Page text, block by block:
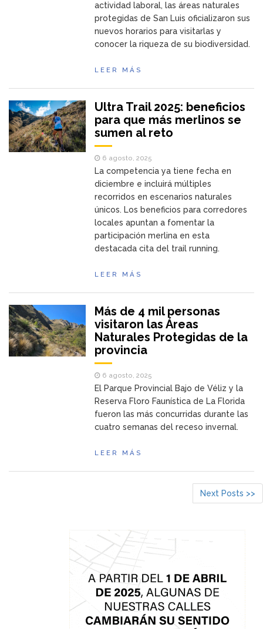
actividad laboral, las áreas naturales
protegidas de San Luis oficializaron sus
nuevos horarios para visitarlas y
conocer la riqueza de su biodiversidad.
LEER MÁS
Ultra Trail 2025: beneficios
para que más merlinos se
sumen al reto
6 agosto, 2025
La competencia ya tiene fecha en
diciembre e incluirá múltiples
recorridos en escenarios naturales
únicos. Los beneficios para corredores
locales apuntan a fomentar la
participación merlina en esta
destacada cita del trail running.
LEER MÁS
Más de 4 mil personas
visitaron las Áreas
Naturales Protegidas de la
provincia
6 agosto, 2025
El Parque Provincial Bajo de Véliz y la
Reserva Floro Faunística de La Florida
fueron las más concurridas durante las
cuatro semanas del receso invernal.
LEER MÁS
Next Posts >>